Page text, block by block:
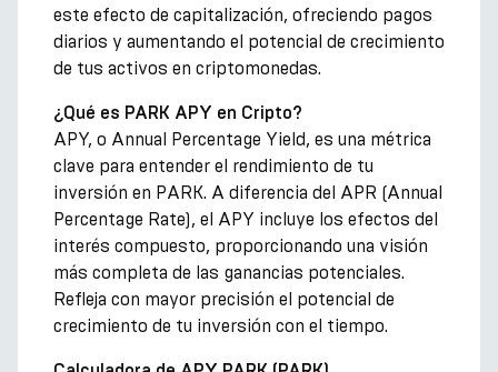
este efecto de capitalización, ofreciendo pagos
diarios y aumentando el potencial de crecimiento
de tus activos en criptomonedas.
¿Qué es PARK APY en Cripto?
APY, o Annual Percentage Yield, es una métrica
clave para entender el rendimiento de tu
inversión en PARK. A diferencia del APR (Annual
Percentage Rate), el APY incluye los efectos del
interés compuesto, proporcionando una visión
más completa de las ganancias potenciales.
Refleja con mayor precisión el potencial de
crecimiento de tu inversión con el tiempo.